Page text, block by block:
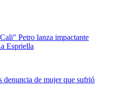
Petro lanza impactante
Espriella
denuncia de mujer que sufrió